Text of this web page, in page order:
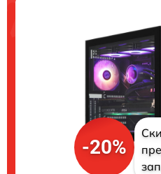
-20%